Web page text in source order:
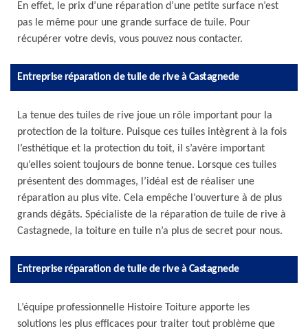
En effet, le prix d’une réparation d’une petite surface n’est
pas le même pour une grande surface de tuile. Pour
récupérer votre devis, vous pouvez nous contacter.
Entreprise réparation de tuile de rive à Castagnede
La tenue des tuiles de rive joue un rôle important pour la
protection de la toiture. Puisque ces tuiles intègrent à la fois
l’esthétique et la protection du toit, il s’avère important
qu’elles soient toujours de bonne tenue. Lorsque ces tuiles
présentent des dommages, l’idéal est de réaliser une
réparation au plus vite. Cela empêche l’ouverture à de plus
grands dégâts. Spécialiste de la réparation de tuile de rive à
Castagnede, la toiture en tuile n’a plus de secret pour nous.
Entreprise réparation de tuile de rive à Castagnede
L’équipe professionnelle Histoire Toiture apporte les
solutions les plus efficaces pour traiter tout problème que